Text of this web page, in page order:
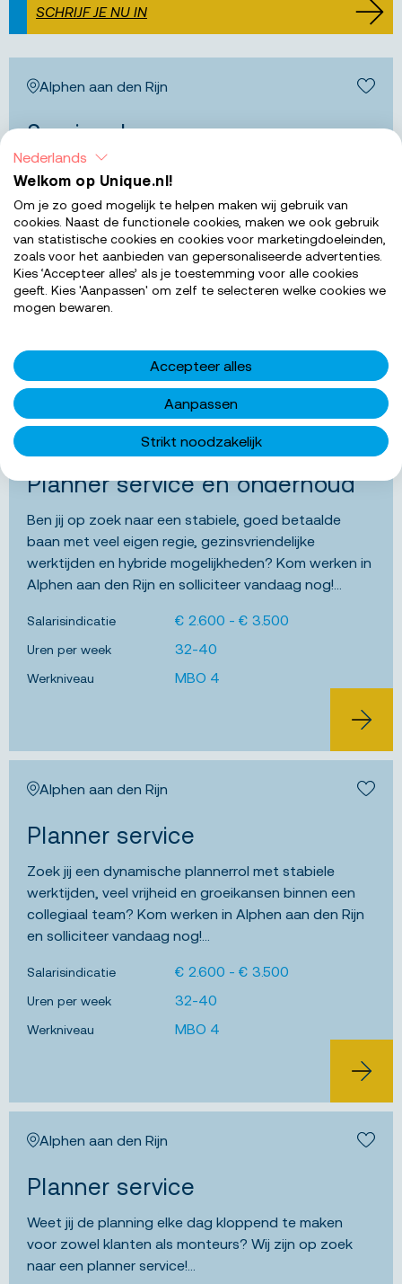
SCHRIJF JE NU IN
Alphen aan den Rijn
Serviceplanner
Zorg jij ervoor dat alle werkzaamheden van de
monteurs in jouw regio in goede banen worden
geleid? Wij zijn op zoek naar een flexibele
serviceplanner die het hoofd koel houdt!...
Salarisindicatie € 3.000 - € 3.800
Uren per week 32-40
BEKIJK
Alphen aan den Rijn
Planner service en onderhoud
Ben jij op zoek naar een stabiele, goed betaalde
baan met veel eigen regie, gezinsvriendelijke
werktijden en hybride mogelijkheden? Kom werken in
Alphen aan den Rijn en solliciteer vandaag nog!...
Salarisindicatie € 2.600 - € 3.500
Uren per week 32-40
Werkniveau MBO 4
BEKIJK
Alphen aan den Rijn
Planner service
Zoek jij een dynamische plannerrol met stabiele
werktijden, veel vrijheid en groeikansen binnen een
collegiaal team? Kom werken in Alphen aan den Rijn
en solliciteer vandaag nog!...
Salarisindicatie € 2.600 - € 3.500
Uren per week 32-40
Werkniveau MBO 4
BEKIJK
Alphen aan den Rijn
Planner service
Weet jij de planning elke dag kloppend te maken
voor zowel klanten als monteurs? Wij zijn op zoek
naar een planner service!...
Nederlands
Welkom op Unique.nl!
Om je zo goed mogelijk te helpen maken wij gebruik van
cookies. Naast de functionele cookies, maken we ook gebruik
van statistische cookies en cookies voor marketingdoeleinden,
zoals voor het aanbieden van gepersonaliseerde advertenties.
Kies ‘Accepteer alles’ als je toestemming voor alle cookies
geeft. Kies 'Aanpassen' om zelf te selecteren welke cookies we
mogen bewaren.
Accepteer alles
Aanpassen
Strikt noodzakelijk